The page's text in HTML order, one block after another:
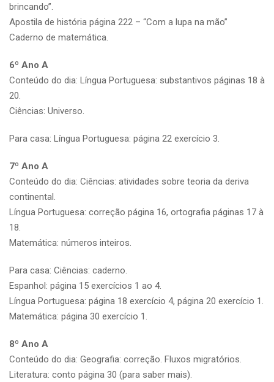
brincando”.
Apostila de história página 222 – “Com a lupa na mão”
Caderno de matemática.
6º Ano A
Conteúdo do dia: Língua Portuguesa: substantivos páginas 18 à
20.
Ciências: Universo.
Para casa: Língua Portuguesa: página 22 exercício 3.
7º Ano A
Conteúdo do dia: Ciências: atividades sobre teoria da deriva
continental.
Língua Portuguesa: correção página 16, ortografia páginas 17 à
18.
Matemática: números inteiros.
Para casa: Ciências: caderno.
Espanhol: página 15 exercícios 1 ao 4.
Língua Portuguesa: página 18 exercício 4, página 20 exercício 1.
Matemática: página 30 exercício 1.
8º Ano A
Conteúdo do dia: Geografia: correção. Fluxos migratórios.
Literatura: conto página 30 (para saber mais).